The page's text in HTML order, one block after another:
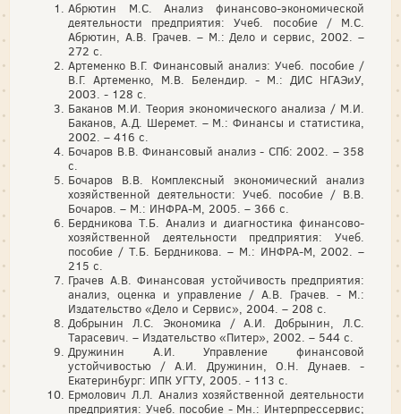
Абрютин М.С. Анализ финансово-экономической
деятельности предприятия: Учеб. пособие / М.С.
Абрютин, А.В. Грачев. – М.: Дело и сервис, 2002. –
272 с.
Артеменко В.Г. Финансовый анализ: Учеб. пособие /
В.Г. Артеменко, М.В. Белендир. - М.: ДИС НГАЭиУ,
2003. - 128 с.
Баканов М.И. Теория экономического анализа / М.И.
Баканов, А.Д. Шеремет. – М.: Финансы и статистика,
2002. – 416 с.
Бочаров В.В. Финансовый анализ - СПб: 2002. – 358
с.
Бочаров В.В. Комплексный экономический анализ
хозяйственной деятельности: Учеб. пособие / В.В.
Бочаров. – М.: ИНФРА-М, 2005. – 366 с.
Бердникова Т.Б. Анализ и диагностика финансово-
хозяйственной деятельности предприятия: Учеб.
пособие / Т.Б. Бердникова. – М.: ИНФРА-М, 2002. –
215 с.
Грачев А.В. Финансовая устойчивость предприятия:
анализ, оценка и управление / А.В. Грачев. - М.:
Издательство «Дело и Сервис», 2004. – 208 с.
Добрынин Л.С. Экономика / А.И. Добрынин, Л.С.
Тарасевич. – Издательство «Питер», 2002. – 544 с.
Дружинин А.И. Управление финансовой
устойчивостью / А.И. Дружинин, О.Н. Дунаев. -
Екатеринбург: ИПК УГТУ, 2005. - 113 с.
Ермолович Л.Л. Анализ хозяйствен­ной деятельности
предприятия: Учеб. пособие - Мн.: Интерпрессервис;